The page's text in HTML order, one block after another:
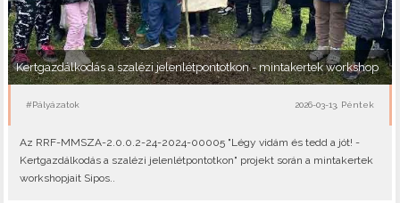
Kertgazdálkodás a szalézi jelenlétpontotkon - mintakertek workshop
#Pályázatok 2026-03-13, Péntek
Az RRF-MMSZA-2.0.0.2-24-2024-00005 "Légy vidám és tedd a jót! -
Kertgazdálkodás a szalézi jelenlétpontotkon" projekt során a mintakertek
workshopjait Sipos..